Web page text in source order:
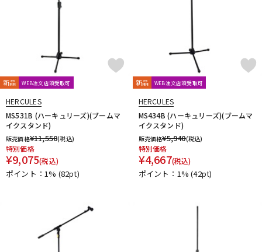
新品 WEB注文店頭受取可
HERCULES
MS531B (ハーキュリーズ)(ブームマ
イクスタンド)
販売価格¥11,550(税込)
特別価格
¥9,075(税込)
ポイント：1% (82pt)
新品 WEB注文店頭受取可
HERCULES
MS434B (ハーキュリーズ)(ブームマ
イクスタンド)
販売価格¥5,940(税込)
特別価格
¥4,667(税込)
ポイント：1%(42pt)